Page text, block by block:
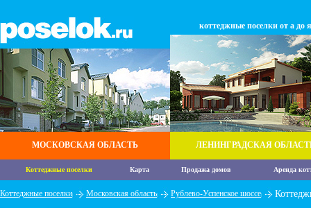
МОСКОВСКАЯ ОБЛАСТЬ
коттеджные поселки от а до я
ЛЕНИНГРАДСКАЯ
Коттеджные поселки Карта Продажа домов Аренда
Коттеджные поселки Московская область Рублево-Успенское шоссе